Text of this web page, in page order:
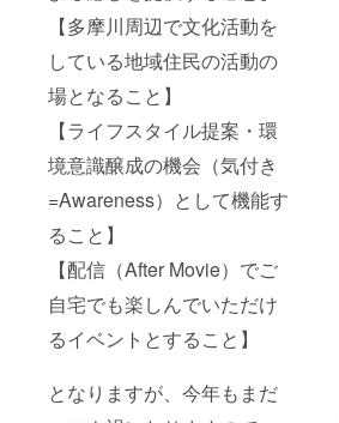
【多摩川周辺で文化活動を
している地域住民の活動の
場となること】
【ライフスタイル提案・環
境意識醸成の機会（気付き
=Awareness）として機能す
ること】
【配信（After Movie）でご
自宅でも楽しんでいただけ
るイベントとすること】
となりますが、今年もまだ